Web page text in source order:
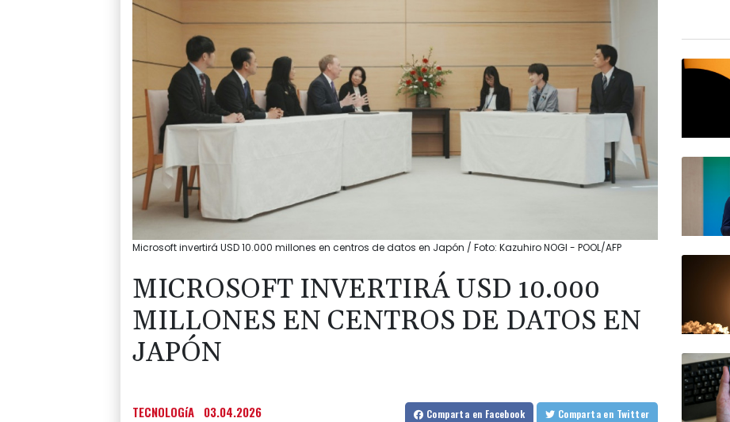
Microsoft invertirá USD 10.000 millones en centros de datos en Japón / Foto: Kazuhiro NOGI - POOL/AFP
MICROSOFT INVERTIRÁ USD 10.000
MILLONES EN CENTROS DE DATOS EN
JAPÓN
TECNOLOGíA 03.04.2026 Comparta en Facebook Comparta en Twitter